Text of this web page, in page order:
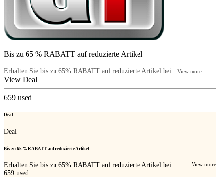
Bis zu 65 % RABATT auf reduzierte Artikel
Erhalten Sie bis zu 65% RABATT auf reduzierte Artikel bei...View more
View Deal
659 used
Deal
Deal
Bis zu 65 % RABATT auf reduzierte Artikel
Erhalten Sie bis zu 65% RABATT auf reduzierte Artikel bei... View more
659 used